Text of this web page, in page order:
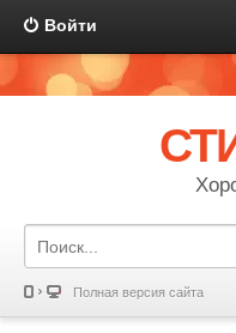
Войти
Полная версия сайта